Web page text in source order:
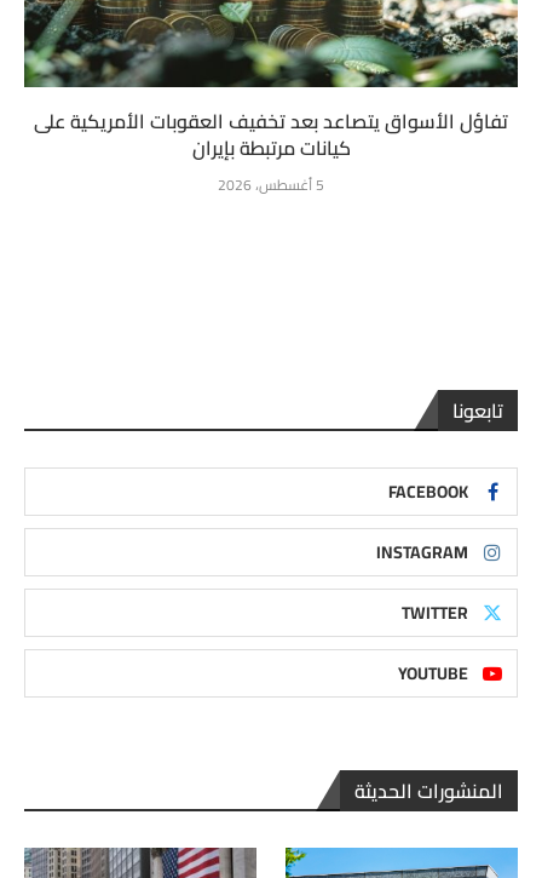
تفاؤل الأسواق يتصاعد بعد تخفيف العقوبات الأمريكية على
كيانات مرتبطة بإيران
5 أغسطس، 2026
تابعونا
FACEBOOK
INSTAGRAM
TWITTER
YOUTUBE
المنشورات الحديثة